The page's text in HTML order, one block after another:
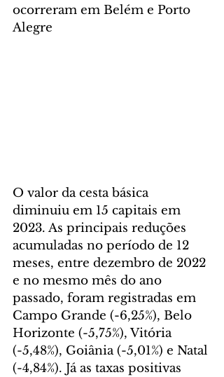
ocorreram em Belém e Porto
Alegre
O valor da cesta básica
diminuiu em 15 capitais em
2023. As principais reduções
acumuladas no período de 12
meses, entre dezembro de 2022
e no mesmo mês do ano
passado, foram registradas em
Campo Grande (-6,25%), Belo
Horizonte (-5,75%), Vitória
(-5,48%), Goiânia (-5,01%) e Natal
(-4,84%). Já as taxas positivas